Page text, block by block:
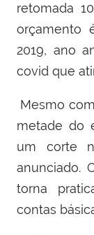
retomada
orçamento
2019, ano
covid que
Mesmo
metade do
um corte
anunciado.
torna
contas